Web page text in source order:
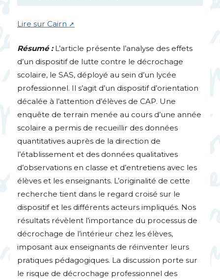
Lire sur Cairn
Résumé : L’article présente l’analyse des effets
d’un dispositif de lutte contre le décrochage
scolaire, le SAS, déployé au sein d’un lycée
professionnel. Il s’agit d’un dispositif d’orientation
décalée à l’attention d’élèves de CAP. Une
enquête de terrain menée au cours d’une année
scolaire a permis de recueillir des données
quantitatives auprès de la direction de
l’établissement et des données qualitatives
d’observations en classe et d’entretiens avec les
élèves et les enseignants. L’originalité de cette
recherche tient dans le regard croisé sur le
dispositif et les différents acteurs impliqués. Nos
résultats révèlent l’importance du processus de
décrochage de l’intérieur chez les élèves,
imposant aux enseignants de réinventer leurs
pratiques pédagogiques. La discussion porte sur
le risque de décrochage professionnel des